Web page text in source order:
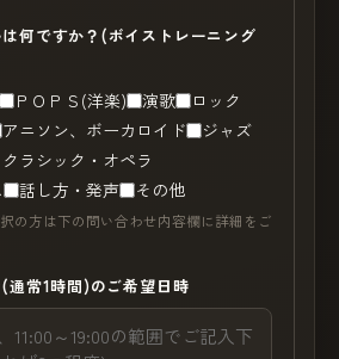
何ですか？(ボイストレーニング
ＰＯＰＳ(洋楽) 演歌
ロック
アニソン、ボーカロイド
ジャズ
ラシック・オペラ
話し方・発声 その他
の方は下の問い合わせ内容欄に詳細をご
通常1時間)のご希望日時